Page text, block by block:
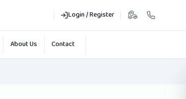
Login / Register
About Us Contact